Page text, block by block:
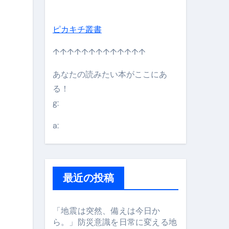
月3日】 #bitcoin #全財産 #暗号資産
ト #筋トレ #美容 #健康 #雑学 #ナレーター #小林将大
ピカキチ叢書
↑↑↑↑↑↑↑↑↑↑↑↑↑
あなたの読みたい本がここにあ
る！
g:
a:
最近の投稿
「地震は突然、備えは今日か
ら。」防災意識を日常に変える地